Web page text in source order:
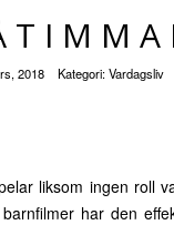
2018 Kategori:Vardagsliv
liksom ingen roll
har den